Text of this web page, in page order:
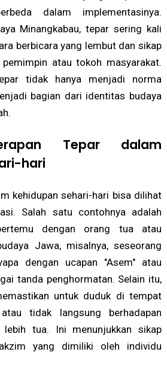
dalam implementasinya.
Minangkabau, tepar sering kali
berbicara yang lembut dan sikap
atau tokoh masyarakat.
tidak hanya menjadi norma
bagian dari identitas budaya
Tepar dalam
hari
kehidupan sehari-hari bisa dilihat
Salah satu contohnya adalah
dengan orang tua atau
Jawa, misalnya, seseorang
dengan ucapan "Asem" atau
tanda penghormatan. Selain itu,
untuk duduk di tempat
tidak langsung berhadapan
tua. Ini menunjukkan sikap
yang dimiliki oleh individu